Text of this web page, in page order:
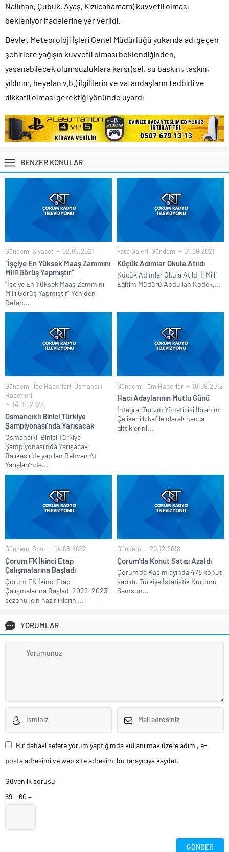
Nallıhan, Çubuk, Ayaş, Kızılcahamam) kuvvetli olması
bekleniyor ifadelerine yer verildi.
Devlet Meteoroloji İşleri Genel Müdürlüğü yukarıda adı geçen
şehirlere yağışın kuvvetli olması beklendiğinden,
yaşanabilecek olumsuzluklara karşı (sel, su baskını, taşkın,
yıldırım, heyelan v.b.) ilgililerin ve vatandaşların tedbirli ve
dikkatli olması gerektiği yönünde uyardı
BENZER KONULAR
Gündem, Siyaset 02.05.2021
“İşçiye En Yüksek Maaş Zammını
Millî Görüş Yapmıştır”
“İşçiye En Yüksek Maaş Zammını
Millî Görüş Yapmıştır” Yeniden
Refah...
Foto Galeri, Gündem 01.09.2021
Küçük Adımlar Okula Atıldı
Küçük Adımlar Okula Atıldı İl Milli
Eğitim Müdürü Abdullah Kodek,...
Gündem, İlçe Haberleri, Osmancık
Haberleri
14.05.2022
Osmancıklı Binici Türkiye
Şampiyonası’nda Yarışacak
Osmancıklı Binici Türkiye
Şampiyonası’nda Yarışacak
Balıkesir’de yapılan Rehvan At
Yarışları’nda...
Gündem, Tüm Haberler 18.09.2012
Hacı Adaylarının Mutlu Günü
İntegral Turizm Yöneticisi İbrahim
Çeliker ilk kafile olarak hacca
gittiklerini...
Gündem, Spor 14.08.2022
Çorum FK İkinci Etap
Çalışmalarına Başladı
Çorum FK İkinci Etap
Çalışmalarına Başladı 2022-2023
sezonu için hazırlıklarını...
Gündem 20.12.2018
Çorum’da Konut Satışı Azaldı
Çorum’da Kasım ayında 478 konut
satıldı. Türkiye İstatistik Kurumu
Samsun...
YORUMLAR
Bir dahaki sefere yorum yaptığımda kullanılmak üzere adımı, e-
posta adresimi ve web site adresimi bu tarayıcıya kaydet.
Güvenlik sorusu
69 − 60 =